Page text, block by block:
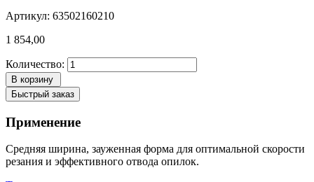
Артикул: 63502160210
1 854,00
Количество:
В корзину
Быстрый заказ
Применение
Средняя ширина, зауженная форма для оптимальной скорости
резания и эффективного отвода опилок.